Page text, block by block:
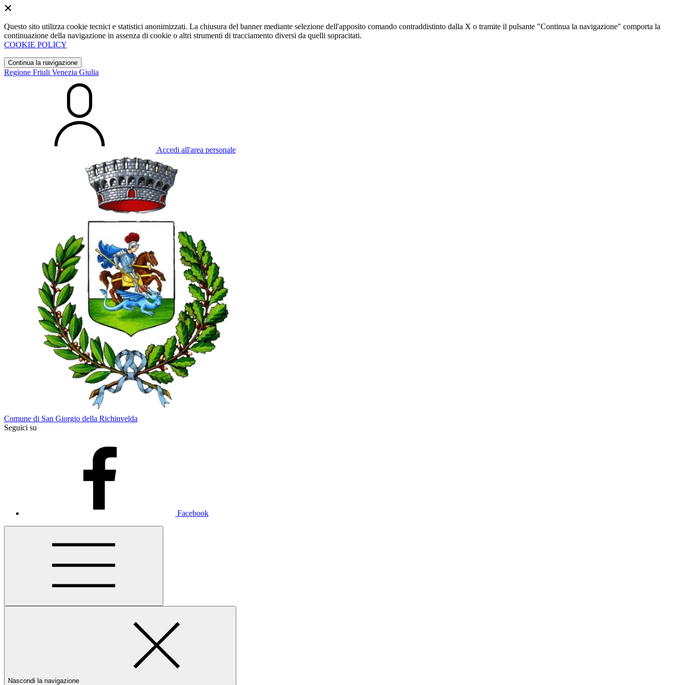
Questo sito utilizza cookie tecnici e statistici anonimizzati. La chiusura del banner mediante selezione dell'apposito comando contraddistinto dalla X o tramite il pulsante "Continua la navigazione" comporta la
continuazione della navigazione in assenza di cookie o altri strumenti di tracciamento diversi da quelli sopracitati.
COOKIE POLICY
Continua la navigazione
Regione Friuli Venezia Giulia
Accedi all'area personale
Comune di San Giorgio della Richinvelda
Seguici su
Facebook
Nascondi la navigazione